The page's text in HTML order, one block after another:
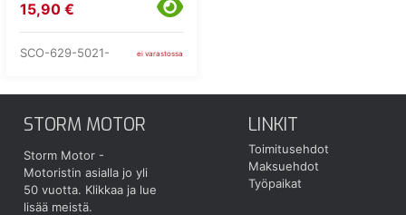
15,90 €
SCO-629-5021- ei varastossa
STORM MOTOR
Storm Motor -
Motoristin asialla jo yli
50 vuotta. Klikkaa ja lue
lisää meistä.
LINKIT
Toimitusehdot
Maksuehdot
Työpaikat